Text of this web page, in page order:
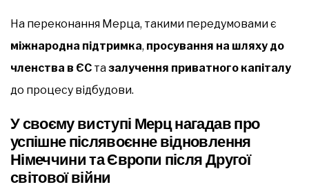
На переконання Мерца, такими передумовами є
міжнародна підтримка, просування на шляху до
членства в ЄС тазалучення приватного капіталу
до процесу відбудови.
У своєму виступі Мерц нагадав про
успішне післявоєнне відновлення
Німеччини та Європи після Другої
світової війни